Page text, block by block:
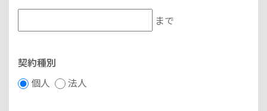
まで
契約種別
個人
法人